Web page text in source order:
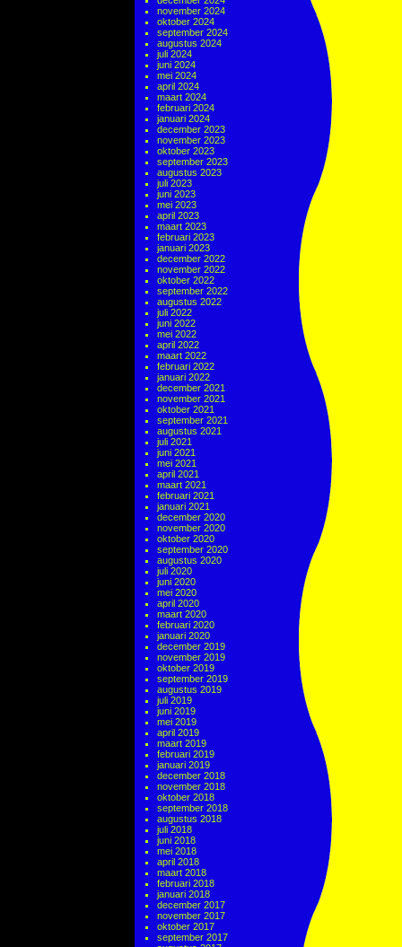
november 2024
oktober 2024
september 2024
augustus 2024
juli 2024
juni 2024
mei 2024
april 2024
maart 2024
februari 2024
januari 2024
december 2023
november 2023
oktober 2023
september 2023
augustus 2023
juli 2023
juni 2023
mei 2023
april 2023
maart 2023
februari 2023
januari 2023
december 2022
november 2022
oktober 2022
september 2022
augustus 2022
juli 2022
juni 2022
mei 2022
april 2022
maart 2022
februari 2022
januari 2022
december 2021
november 2021
oktober 2021
september 2021
augustus 2021
juli 2021
juni 2021
mei 2021
april 2021
maart 2021
februari 2021
januari 2021
december 2020
november 2020
oktober 2020
september 2020
augustus 2020
juli 2020
juni 2020
mei 2020
april 2020
maart 2020
februari 2020
januari 2020
december 2019
november 2019
oktober 2019
september 2019
augustus 2019
juli 2019
juni 2019
mei 2019
april 2019
maart 2019
februari 2019
januari 2019
december 2018
november 2018
oktober 2018
september 2018
augustus 2018
juli 2018
juni 2018
mei 2018
april 2018
maart 2018
februari 2018
januari 2018
december 2017
november 2017
oktober 2017
september 2017